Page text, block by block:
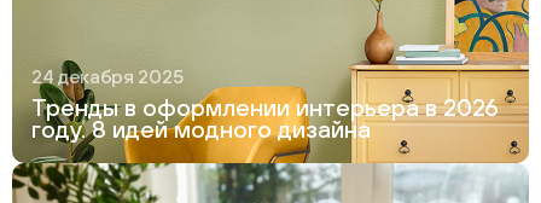
24 декабря 2025
Тренды в оформлении интерьера в 2026
году. 8 идей модного дизайна